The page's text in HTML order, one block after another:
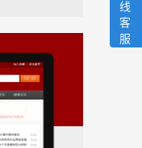
线
客
服